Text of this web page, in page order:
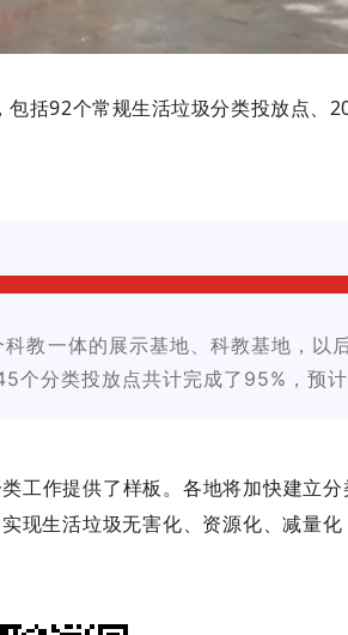
括92个常规生活垃圾分类投放点、
教一体的展示基地、科教基地，
分类投放点共计完成了95%，预计
作提供了样板。各地将加快建立
生活垃圾无害化、资源化、减量